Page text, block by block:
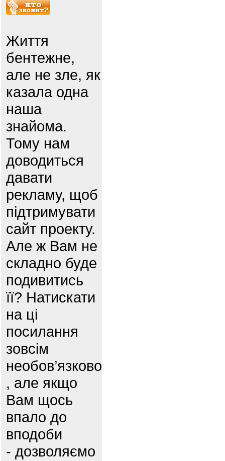
Життя
бентежне,
але не зле, як
казала одна
наша
знайома.
Тому нам
доводиться
давати
рекламу, щоб
підтримувати
сайт проекту.
Але ж Вам не
складно буде
подивитись
її? Натискати
на ці
посилання
зовсім
необов’язково
, але якщо
Вам щось
впало до
вподоби
- дозволяємо